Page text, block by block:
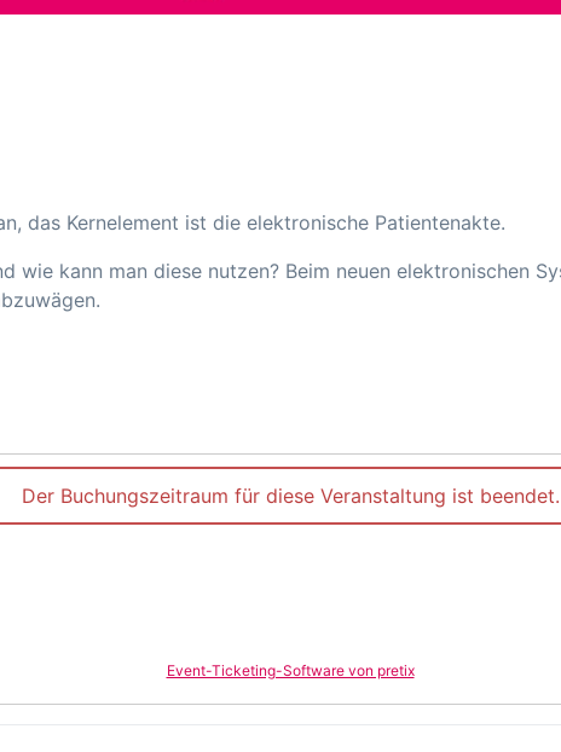
das Kernelement ist die elektronische Patientenakte.
wie kann man diese nutzen? Beim neuen elektronischen
Der Buchungszeitraum für diese Veranstaltung ist beendet.
Event-Ticketing-Software von pretix